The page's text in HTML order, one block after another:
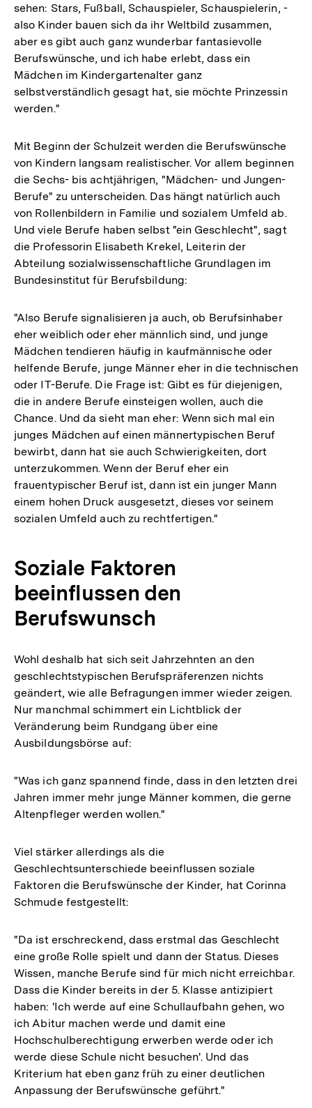
sehen: Stars, Fußball, Schauspieler, Schauspielerin, -
also Kinder bauen sich da ihr Weltbild zusammen,
aber es gibt auch ganz wunderbar fantasievolle
Berufswünsche, und ich habe erlebt, dass ein
Mädchen im Kindergartenalter ganz
selbstverständlich gesagt hat, sie möchte Prinzessin
werden."
Mit Beginn der Schulzeit werden die Berufswünsche
von Kindern langsam realistischer. Vor allem beginnen
die Sechs- bis achtjährigen, "Mädchen- und Jungen-
Berufe" zu unterscheiden. Das hängt natürlich auch
von Rollenbildern in Familie und sozialem Umfeld ab.
Und viele Berufe haben selbst "ein Geschlecht", sagt
die Professorin Elisabeth Krekel, Leiterin der
Abteilung sozialwissenschaftliche Grundlagen im
Bundesinstitut für Berufsbildung:
"Also Berufe signalisieren ja auch, ob Berufsinhaber
eher weiblich oder eher männlich sind, und junge
Mädchen tendieren häufig in kaufmännische oder
helfende Berufe, junge Männer eher in die technischen
oder IT-Berufe. Die Frage ist: Gibt es für diejenigen,
die in andere Berufe einsteigen wollen, auch die
Chance. Und da sieht man eher: Wenn sich mal ein
junges Mädchen auf einen männertypischen Beruf
bewirbt, dann hat sie auch Schwierigkeiten, dort
unterzukommen. Wenn der Beruf eher ein
frauentypischer Beruf ist, dann ist ein junger Mann
einem hohen Druck ausgesetzt, dieses vor seinem
sozialen Umfeld auch zu rechtfertigen."
Soziale Faktoren
beeinflussen den
Berufswunsch
Wohl deshalb hat sich seit Jahrzehnten an den
geschlechtstypischen Berufspräferenzen nichts
geändert, wie alle Befragungen immer wieder zeigen.
Nur manchmal schimmert ein Lichtblick der
Veränderung beim Rundgang über eine
Ausbildungsbörse auf:
"Was ich ganz spannend finde, dass in den letzten drei
Jahren immer mehr junge Männer kommen, die gerne
Altenpfleger werden wollen."
Viel stärker allerdings als die
Geschlechtsunterschiede beeinflussen soziale
Faktoren die Berufswünsche der Kinder, hat Corinna
Schmude festgestellt:
"Da ist erschreckend, dass erstmal das Geschlecht
eine große Rolle spielt und dann der Status. Dieses
Wissen, manche Berufe sind für mich nicht erreichbar.
Dass die Kinder bereits in der 5. Klasse antizipiert
haben: 'Ich werde auf eine Schullaufbahn gehen, wo
ich Abitur machen werde und damit eine
Hochschulberechtigung erwerben werde oder ich
werde diese Schule nicht besuchen'. Und das
Kriterium hat eben ganz früh zu einer deutlichen
Anpassung der Berufswünsche geführt."